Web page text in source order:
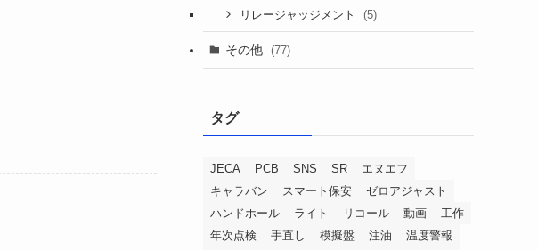
リレージャッジメント (5)
その他 (77)
タグ
JECA PCB SNS SR
エヌエフ
キャラバン
スマート保安
ゼロアジャスト
ハンドホール
ライト リコール 動画
工作
年次点検
手直し 模擬盤 注油
温度警報